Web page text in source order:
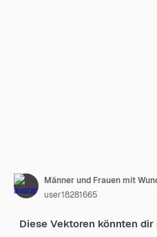
Männer und Frauen mit
user18281665
Diese Vektoren könnten